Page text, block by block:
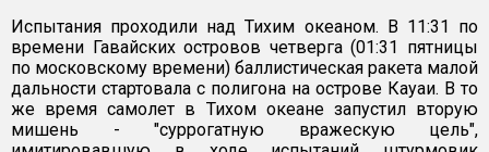
Испытания проходили над Тихим океаном. В 11:31 по
времени Гавайских островов четверга (01:31 пятницы
по московскому времени) баллистическая ракета малой
дальности стартовала с полигона на острове Кауаи. В то
же время самолет в Тихом океане запустил вторую
мишень - "суррогатную вражескую цель",